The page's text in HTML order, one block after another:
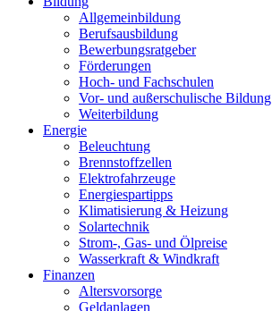
Allgemeinbildung
Berufsausbildung
Bewerbungsratgeber
Förderungen
Hoch- und Fachschulen
Vor- und außerschulische Bildung
Weiterbildung
Energie
Beleuchtung
Brennstoffzellen
Elektrofahrzeuge
Energiespartipps
Klimatisierung & Heizung
Solartechnik
Strom-, Gas- und Ölpreise
Wasserkraft & Windkraft
Finanzen
Altersvorsorge
Geldanlagen